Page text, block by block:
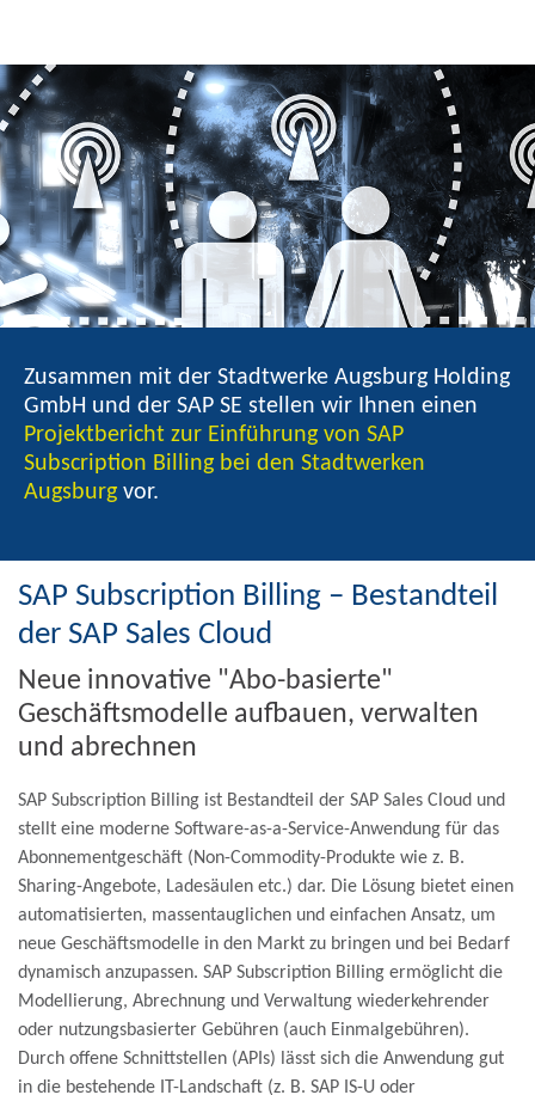
Zusammen mit der Stadtwerke Augsburg Holding
GmbH und der SAP SE stellen wir Ihnen einen
Projektbericht zur Einführung von SAP
Subscription Billing bei den Stadtwerken
Augsburg vor.
SAP Subscription Billing – Bestandteil
der SAP Sales Cloud
Neue innovative "Abo-basierte"
Geschäftsmodelle aufbauen, verwalten
und abrechnen
SAP Subscription Billing ist Bestandteil der SAP Sales Cloud und
stellt eine moderne Software-as-a-Service-Anwendung für das
Abonnementgeschäft (Non-Commodity-Produkte wie z. B.
Sharing-Angebote, Ladesäulen etc.) dar. Die Lösung bietet einen
automatisierten, massentauglichen und einfachen Ansatz, um
neue Geschäftsmodelle in den Markt zu bringen und bei Bedarf
dynamisch anzupassen. SAP Subscription Billing ermöglicht die
Modellierung, Abrechnung und Verwaltung wiederkehrender
oder nutzungsbasierter Gebühren (auch Einmalgebühren).
Durch offene Schnittstellen (APIs) lässt sich die Anwendung gut
in die bestehende IT-Landschaft (z. B. SAP IS-U oder